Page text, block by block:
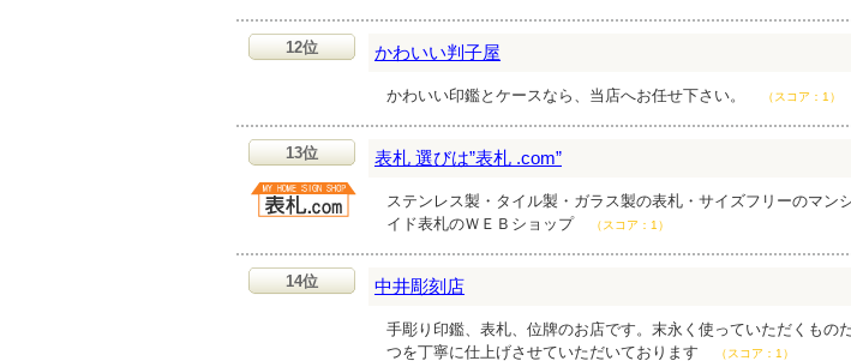
12位 かわいい判子屋
かわいい印鑑とケースなら、当店へお任せ下さい。 （スコア：1）
13位 表札 選びは”表札 .com”
ステンレス製・タイル製・ガラス製の表札・サイズフリーのマン
イド表札のＷＥＢショップ
（スコア：1）
14位 中井彫刻店
手彫り印鑑、表札、位牌のお店です。末永く使っていただくもの
つを丁寧に仕上げさせていただいております
（スコア：1）